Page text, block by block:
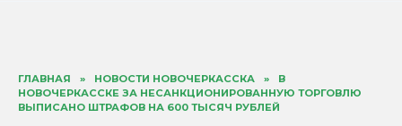
ГЛАВНАЯ » НОВОСТИ НОВОЧЕРКАССКА »
В
НОВОЧЕРКАССКЕ ЗА НЕСАНКЦИОНИРОВАННУЮ ТОРГОВЛЮ
ВЫПИСАНО ШТРАФОВ НА 600 ТЫСЯЧ РУБЛЕЙ